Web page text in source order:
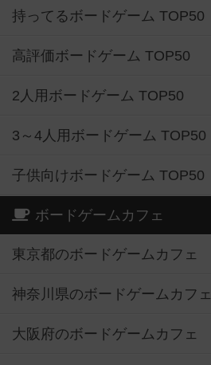
持ってるボードゲーム TOP50
高評価ボードゲーム TOP50
2人用ボードゲーム TOP50
3～4人用ボードゲーム TOP50
子供向けボードゲーム TOP50
ボードゲームカフェ
東京都のボードゲームカフェ
神奈川県のボードゲームカフェ
大阪府のボードゲームカフェ